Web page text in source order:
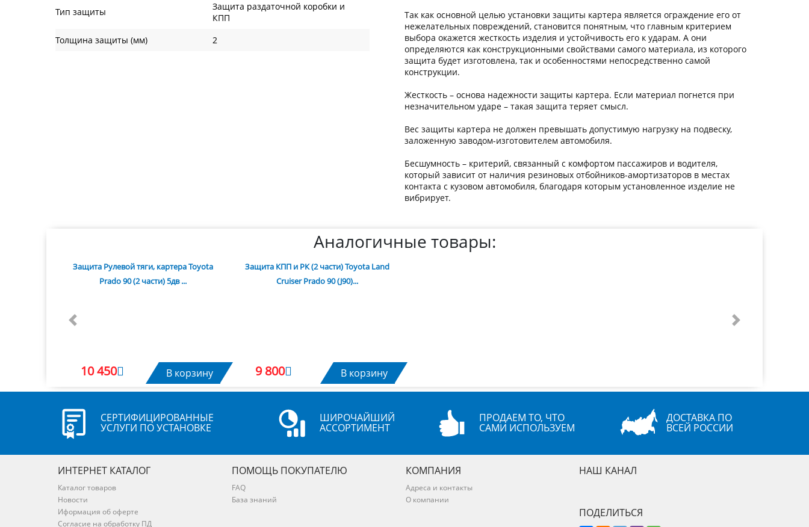
Тип защиты
Защита раздаточной коробки и
КПП
Толщина защиты (мм)
2
Так как основной целью установки защиты картера является ограждение его от
нежелательных повреждений, становится понятным, что главным критерием
выбора окажется жесткость изделия и устойчивость его к ударам. А они
определяются как конструкционными свойствами самого материала, из которого
защита будет изготовлена, так и особенностями непосредственно самой
конструкции.
Жесткость – основа надежности защиты картера. Если материал погнется при
незначительном ударе – такая защита теряет смысл.
Вес защиты картера не должен превышать допустимую нагрузку на подвеску,
заложенную заводом-изготовителем автомобиля.
Бесшумность – критерий, связанный с комфортом пассажиров и водителя,
который зависит от наличия резиновых отбойников-амортизаторов в местах
контакта с кузовом автомобиля, благодаря которым установленное изделие не
вибрирует.
Аналогичные товары:
Защита Рулевой тяги, картера Toyota
Prado 90 (2 части) 5дв ...
10 450 В корзину
Защита КПП и РК (2 части) Toyota Land
Cruiser Prado 90 (J90)...
9 800 В корзину
Previous Next
СЕРТИФИЦИРОВАННЫЕ
УСЛУГИ ПО УСТАНОВКЕ
ШИРОЧАЙШИЙ
АССОРТИМЕНТ
ПРОДАЕМ ТО, ЧТО
САМИ ИСПОЛЬЗУЕМ
ДОСТАВКА ПО
ВСЕЙ РОССИИ
ИНТЕРНЕТ КАТАЛОГ
Каталог товаров
Новости
Иформация об оферте
Согласие на обработку ПД
ПОМОЩЬ ПОКУПАТЕЛЮ
FAQ
База знаний
КОМПАНИЯ
Адреса и контакты
О компании
НАШ КАНАЛ
ПОДЕЛИТЬСЯ